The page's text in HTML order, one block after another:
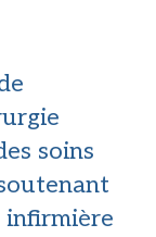
soins
infirmière